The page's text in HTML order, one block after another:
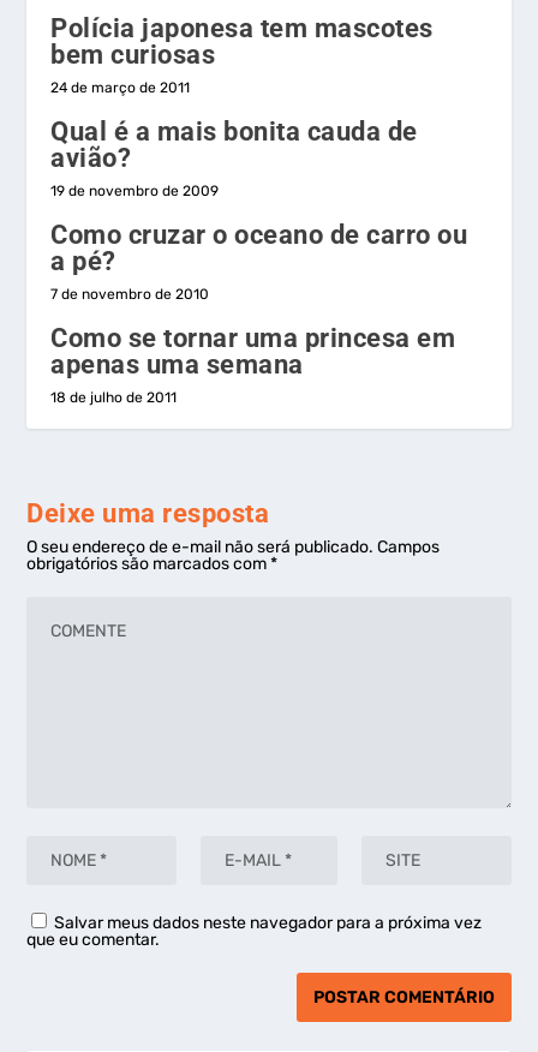
Polícia japonesa tem mascotes
bem curiosas
24 de março de 2011
Qual é a mais bonita cauda de
avião?
19 de novembro de 2009
Como cruzar o oceano de carro ou
a pé?
7 de novembro de 2010
Como se tornar uma princesa em
apenas uma semana
18 de julho de 2011
Deixe uma resposta
O seu endereço de e-mail não será publicado. Campos
obrigatórios são marcados com*
Salvar meus dados neste navegador para a próxima vez
que eu comentar.